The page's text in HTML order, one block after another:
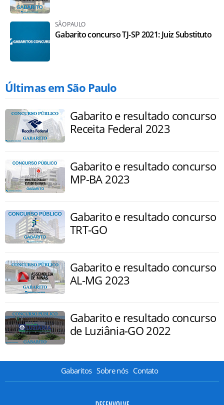
SÃO PAULO
Gabarito concurso TJ-SP 2021: Juiz Substituto
Últimas em São Paulo
Gabarito e resultado concurso
Receita Federal 2023
Gabarito e resultado concurso
MP-BA 2023
Gabarito e resultado concurso
TRT-GO
Gabarito e resultado concurso
AL-MG 2023
Gabarito e resultado concurso
de Luziânia-GO 2022
Gabaritos Sobre nós Contato